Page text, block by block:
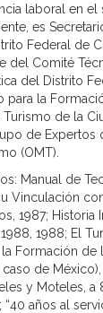
laboral en
es
Federal de
del Comité
del Distrito
para la
Turismo de la
de Expertos
(OMT).
Manual de
Vinculación
1987;
1988; El
la Formación
de
y Moteles, a
“40 años al